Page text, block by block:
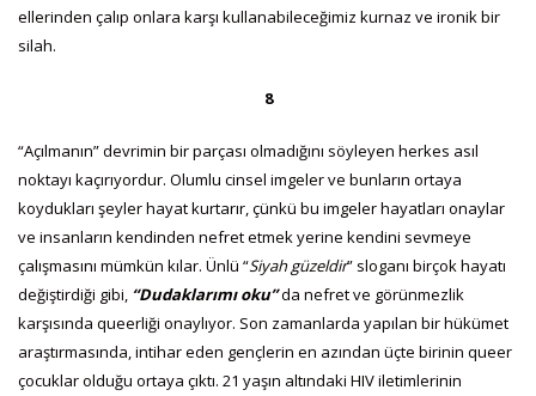
ellerinden çalıp onlara karşı kullanabileceğimiz kurnaz ve ironik bir
silah.
8
“Açılmanın” devrimin bir parçası olmadığını söyleyen herkes asıl
noktayı kaçırıyordur. Olumlu cinsel imgeler ve bunların ortaya
koydukları şeyler hayat kurtarır, çünkü bu imgeler hayatları onaylar
ve insanların kendinden nefret etmek yerine kendini sevmeye
çalışmasını mümkün kılar. Ünlü “Siyah güzeldir” sloganı birçok hayatı
değiştirdiği gibi, “Dudaklarımı oku”da nefret ve görünmezlik
karşısında queerliği onaylıyor. Son zamanlarda yapılan bir hükümet
araştırmasında, intihar eden gençlerin en azından üçte birinin queer
çocuklar olduğu ortaya çıktı. 21 yaşın altındaki HIV iletimlerinin